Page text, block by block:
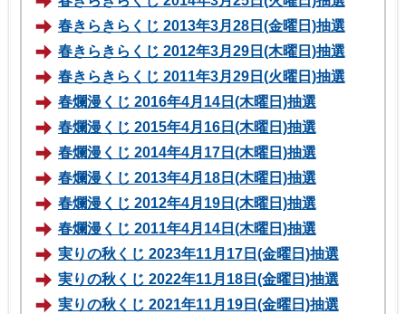
春きらきらくじ 2013年3月28日(金曜日)抽選
春きらきらくじ 2012年3月29日(木曜日)抽選
春きらきらくじ 2011年3月29日(火曜日)抽選
春爛漫くじ 2016年4月14日(木曜日)抽選
春爛漫くじ 2015年4月16日(木曜日)抽選
春爛漫くじ 2014年4月17日(木曜日)抽選
春爛漫くじ 2013年4月18日(木曜日)抽選
春爛漫くじ 2012年4月19日(木曜日)抽選
春爛漫くじ 2011年4月14日(木曜日)抽選
実りの秋くじ 2023年11月17日(金曜日)抽選
実りの秋くじ 2022年11月18日(金曜日)抽選
実りの秋くじ 2021年11月19日(金曜日)抽選